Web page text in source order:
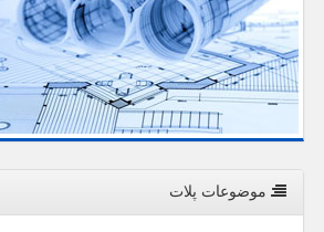
موضوعات پلات